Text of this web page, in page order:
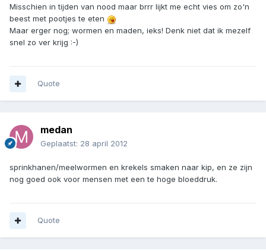
Misschien in tijden van nood maar brrr lijkt me echt vies om zo'n
beest met pootjes te eten
Maar erger nog; wormen en maden, ieks! Denk niet dat ik mezelf
snel zo ver krijg :-)
Quote
medan
Geplaatst: 28 april 2012
sprinkhanen/meelwormen en krekels smaken naar kip, en ze zijn
nog goed ook voor mensen met een te hoge bloeddruk.
Quote